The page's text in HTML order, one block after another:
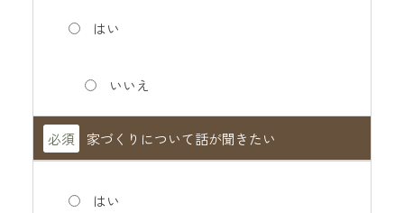
はい
いいえ
必須 家づくりについて話が聞きたい
はい